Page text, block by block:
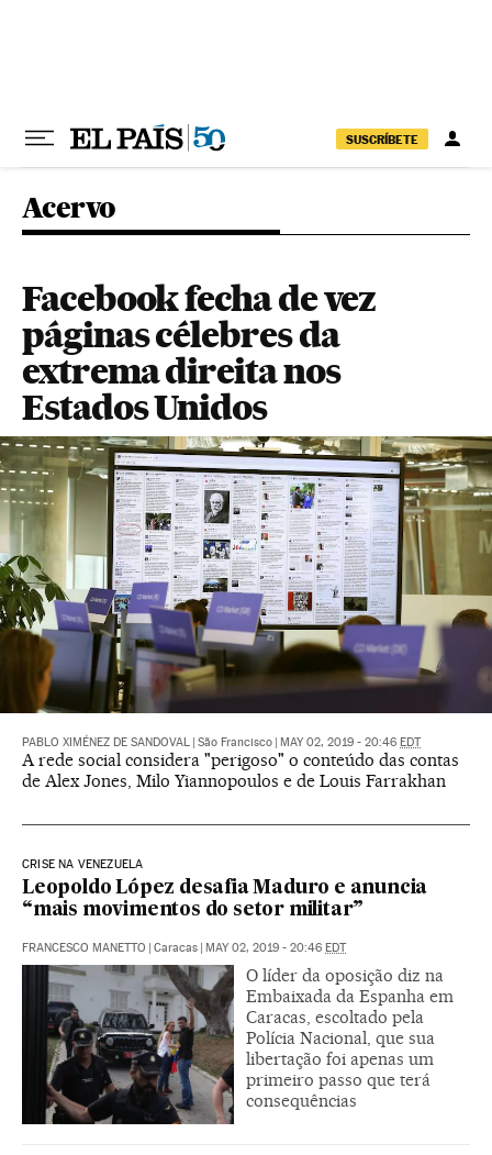
SUSCRÍBETE
Acervo
Facebook fecha de vez
páginas célebres da
extrema direita nos
Estados Unidos
PABLO XIMÉNEZ DE SANDOVAL São Francisco MAY 02, 2019 - 20:46 EDT
A rede social considera "perigoso" o conteúdo das contas
de Alex Jones, Milo Yiannopoulos e de Louis Farrakhan
CRISE NA VENEZUELA
Leopoldo López desafia Maduro e anuncia
“mais movimentos do setor militar”
FRANCESCO MANETTO Caracas MAY 02, 2019 - 20:46 EDT
O líder da oposição diz na
Embaixada da Espanha em
Caracas, escoltado pela
Polícia Nacional, que sua
libertação foi apenas um
primeiro passo que terá
consequências